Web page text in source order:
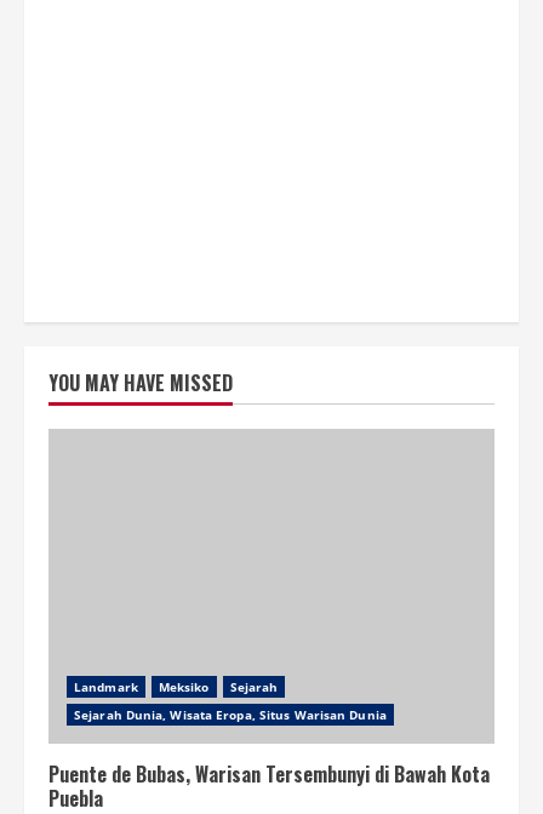
YOU MAY HAVE MISSED
Landmark Meksiko
Sejarah
Sejarah Dunia, Wisata Eropa, Situs Warisan Dunia
Puente de Bubas, Warisan Tersembunyi di Bawah Kota
Puebla